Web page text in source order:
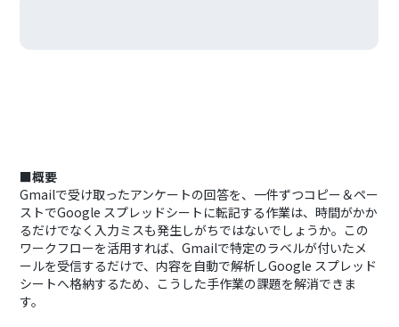
■概要
Gmailで受け取ったアンケートの回答を、一件ずつコピー＆ペー
ストでGoogle スプレッドシートに転記する作業は、時間がかか
るだけでなく入力ミスも発生しがちではないでしょうか。この
ワークフローを活用すれば、Gmailで特定のラベルが付いたメ
ールを受信するだけで、内容を自動で解析しGoogle スプレッド
シートへ格納するため、こうした手作業の課題を解消できま
す。